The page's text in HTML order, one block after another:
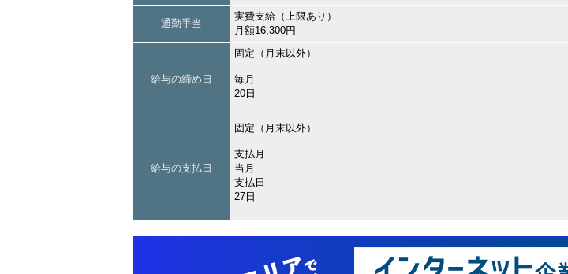
通勤手当
実費支給（上限あり）
月額16,300円
給与の締め日
固定（月末以外）
毎月
20日
給与の支払日
固定（月末以外）
支払月
当月
支払日
27日